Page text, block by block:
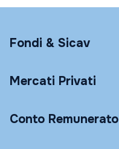
Fondi & Sicav
Mercati Privati
Conto Remunerato